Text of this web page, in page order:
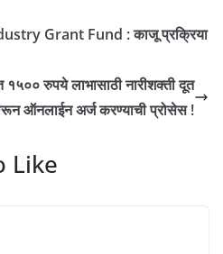
Grant Fund : काजू प्रक्रिया
रुपये लाभासाठी नारीशक्ती दूत
ऑनलाईन अर्ज करण्याची प्रोसेस !
Like